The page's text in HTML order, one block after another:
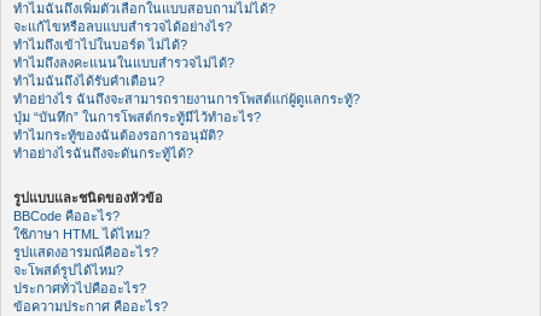
ทำไมฉันถึงเพิ่มตัวเลือกในแบบสอบถามไม่ได้?
จะแก้ไขหรือลบแบบสำรวจได้อย่างไร?
ทำไมถึงเข้าไปในบอร์ด ไม่ได้?
ทำไมถึงลงคะแนนในแบบสำรวจไม่ได้?
ทำไมฉันถึงได้รับคำเตือน?
ทำอย่างไร ฉันถึงจะสามารถรายงานการโพสต์แก่ผู้ดูแลกระทู้?
ปุ่ม “บันทึก” ในการโพสต์กระทู้มีไว้ทำอะไร?
ทำไมกระทู้ของฉันต้องรอการอนุมัติ?
ทำอย่างไรฉันถึงจะดันกระทู้ได้?
รูปแบบและชนิดของหัวข้อ
BBCode คืออะไร?
ใช้ภาษา HTML ได้ไหม?
รูปแสดงอารมณ์คืออะไร?
จะโพสต์รูปได้ไหม?
ประกาศทั่วไปคืออะไร?
ข้อความประกาศ คืออะไร?